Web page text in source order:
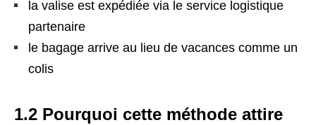
la valise est expédiée via le service logistique
partenaire
le bagage arrive au lieu de vacances comme un
colis
1.2 Pourquoi cette méthode attire